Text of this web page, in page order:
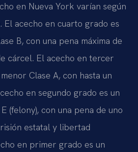
en Nueva York varían según
acecho en cuarto grado es
B, con una pena máxima de
cárcel. El acecho en tercer
Clase A, con hasta un
en segundo grado es un
(felony), con una pena de uno
estatal y libertad
en primer grado es un